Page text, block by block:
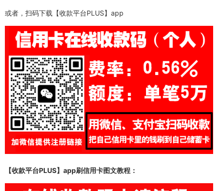
或者，扫码下载【收款平台PLUS】app
【收款平台PLUS】app刷信用卡图文教程：